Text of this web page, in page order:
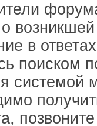
в
поиском
системой